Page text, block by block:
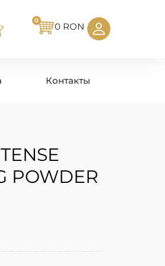
0 RON
0
Контакты
POWDER